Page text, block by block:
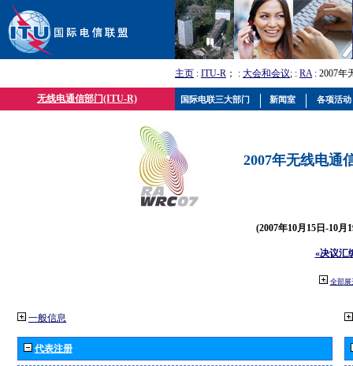
主页 : ITU-R ； : 大会和会议; : RA: 2007年
无线电通信部门(ITU-R)
2007年无线电通
(2007年10月15日-10月
«决议汇
全部展
一般信息
代表注册
国际电联三大部门 新闻室 各项活动